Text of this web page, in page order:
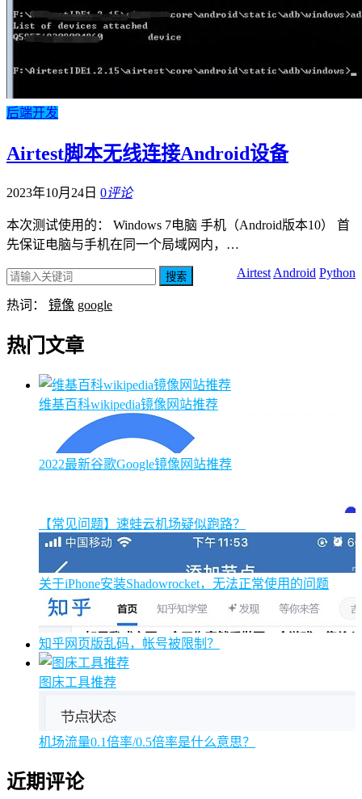
后端开发
Airtest脚本无线连接Android设备
2023年10月24日 0评论
本次测试使用的： Windows 7电脑 手机（Android版本10） 首
先保证电脑与手机在同一个局域网内，…
Airtest Android Python
搜索
热词： 镜像 google
热门文章
维基百科wikipedia镜像网站推荐
2022最新谷歌Google镜像网站推荐
【常见问题】速蛙云机场疑似跑路？
关于iPhone安装Shadowrocket，无法正常使用的问题
知乎网页版乱码，帐号被限制？
图床工具推荐
机场流量0.1倍率/0.5倍率是什么意思？
近期评论